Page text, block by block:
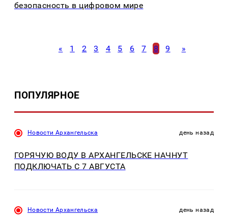
безопасность в цифровом мире
« 1 2 3 4 5 6 7 8 9 »
ПОПУЛЯРНОЕ
Новости Архангельска день назад
ГОРЯЧУЮ ВОДУ В АРХАНГЕЛЬСКЕ НАЧНУТ
ПОДКЛЮЧАТЬ С 7 АВГУСТА
Новости Архангельска день назад